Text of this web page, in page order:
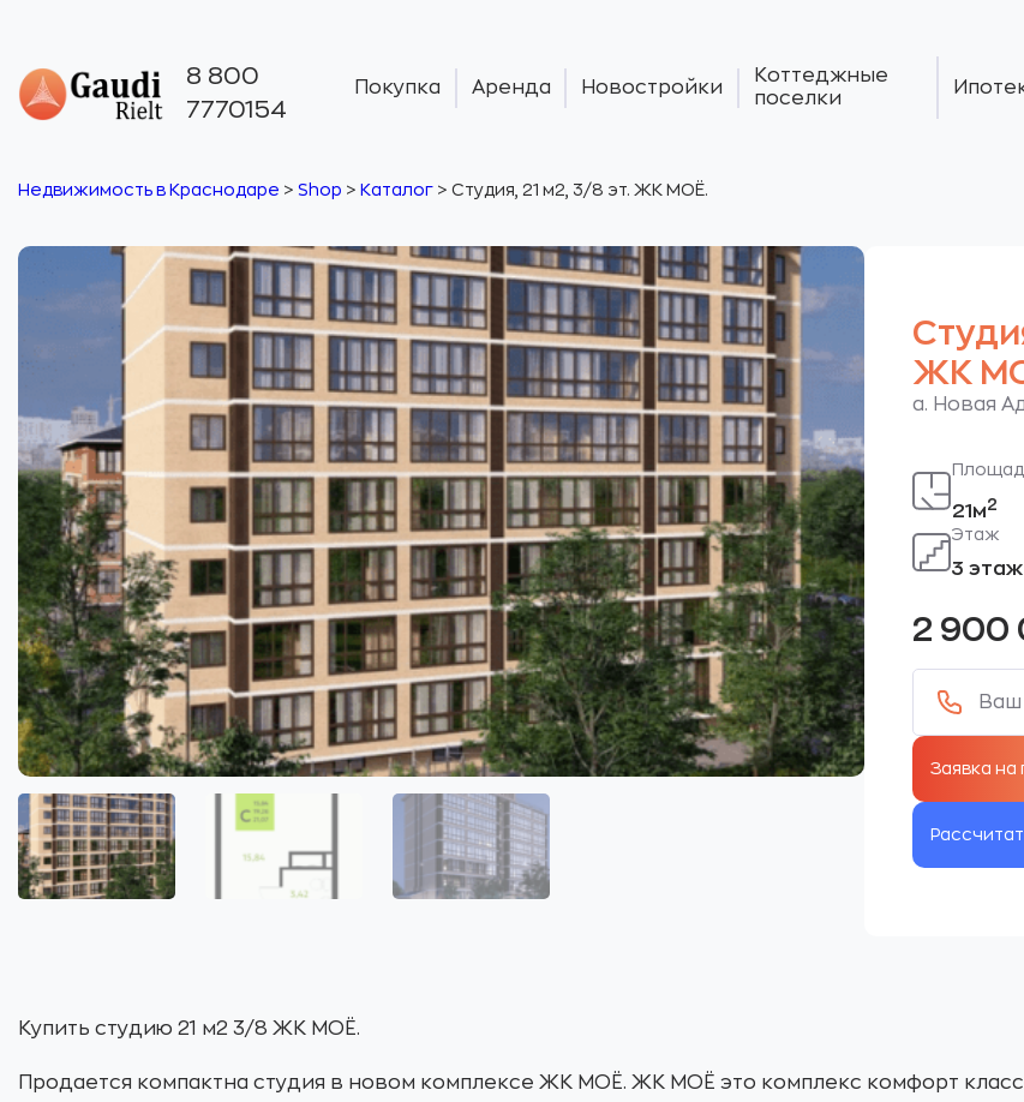
8 800
7770154
Покупка Аренда Новостройки
Коттеджные
поселки
Недвижимость в Краснодаре > Shop > Каталог > Студия, 21 м2, 3/8 эт. ЖК МОЁ.
ЖК
а. Новая
21м2
Этаж
3 этаж
2 900
Купить студию 21 м2 3/8 ЖК МОЁ.
Продается компактна студия в новом комплексе ЖК МОЁ. ЖК МОЁ это комплекс комфорт